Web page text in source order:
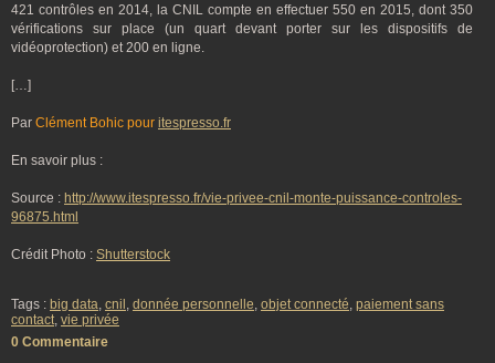
421 contrôles en 2014, la CNIL compte en effectuer 550 en 2015, dont 350
vérifications sur place (un quart devant porter sur les dispositifs de
vidéoprotection) et 200 en ligne.
[…]
Par Clément Bohic pour itespresso.fr
En savoir plus :
Source : http://www.itespresso.fr/vie-privee-cnil-monte-puissance-controles-
96875.html
Crédit Photo : Shutterstock
Tags : big data, cnil , donnée personnelle, objet connecté, paiement sans
contact, vie privée
0 Commentaire